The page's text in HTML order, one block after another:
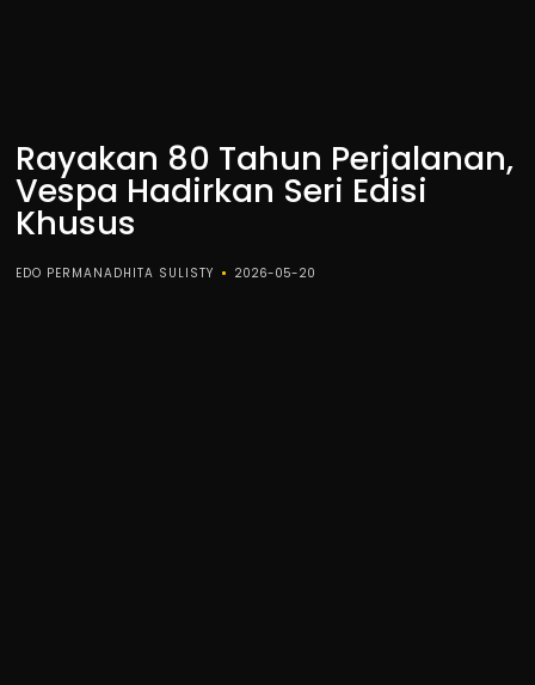
Rayakan 80 Tahun Perjalanan,
Vespa Hadirkan Seri Edisi
Khusus
EDO PERMANADHITA SULISTY 2026-05-20